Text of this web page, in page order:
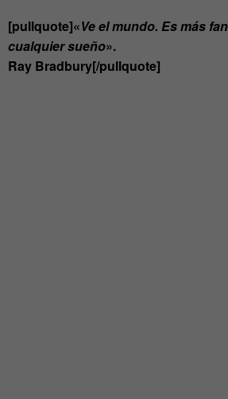
[pullquote]«Ve el mundo. Es más
cualquier sueño».
Ray Bradbury[/pullquote]